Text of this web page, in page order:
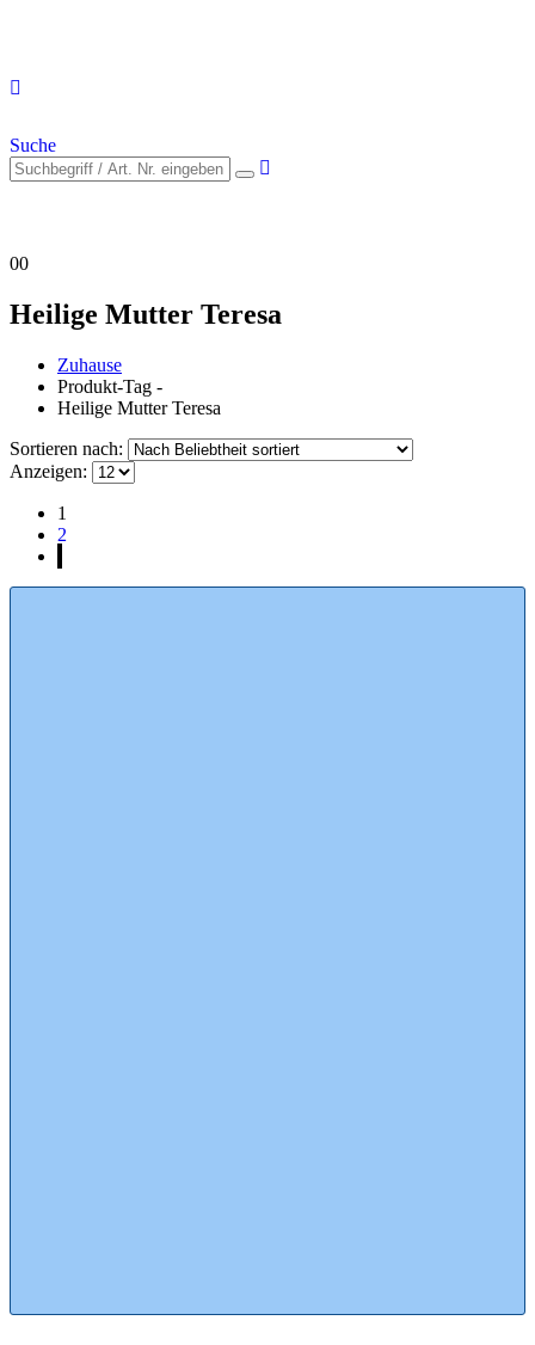
Suche
00
Heilige Mutter Teresa
Zuhause
Produkt-Tag -
Heilige Mutter Teresa
Sortieren nach:
Anzeigen:
1
2